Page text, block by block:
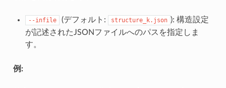
--infile (デフォルト: structure_k.json ): 構造設定
が記述されたJSONファイルへのパスを指定しま
す。
例: